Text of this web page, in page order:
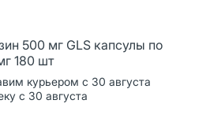
500 мг GLS капсулы по
180 шт
курьером с 30 августа
с 30 августа